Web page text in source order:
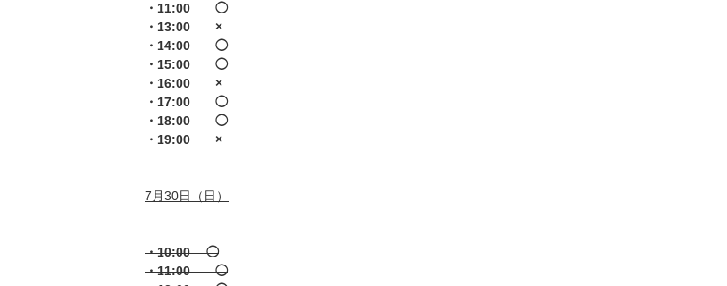
・11:00 ◯
・13:00 ×
・14:00 ◯
・15:00 ◯
・16:00 ×
・17:00 ◯
・18:00 ◯
・19:00 ×
7月30日（日）
・10:00 ◯
・11:00 ◯